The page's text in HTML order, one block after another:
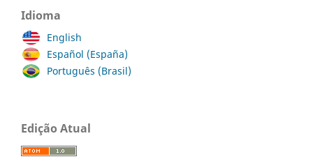
Idioma
English
Español (España)
Português (Brasil)
Edição Atual